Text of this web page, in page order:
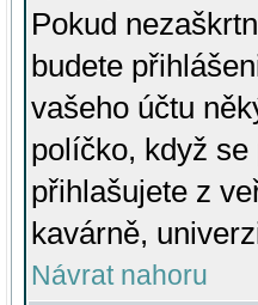
Pokud
budete
vašeho účtu
políčko, když se
přihlašujete z
kavárně,
Návrat nahoru